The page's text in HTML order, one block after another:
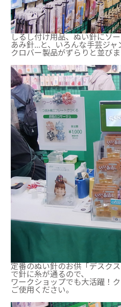
しるし付け用品、ぬい針にソ
あみ針...と、いろんな手芸ジャ
クロバー製品がずらりと並びま
定番のぬい針のお供「デスク
で針に糸が通るので、
ワークショップでも大活躍！
ご使用ください。